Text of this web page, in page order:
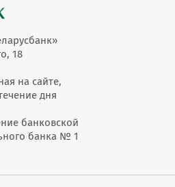
18
на сайте,
дня
банковской
банка № 1